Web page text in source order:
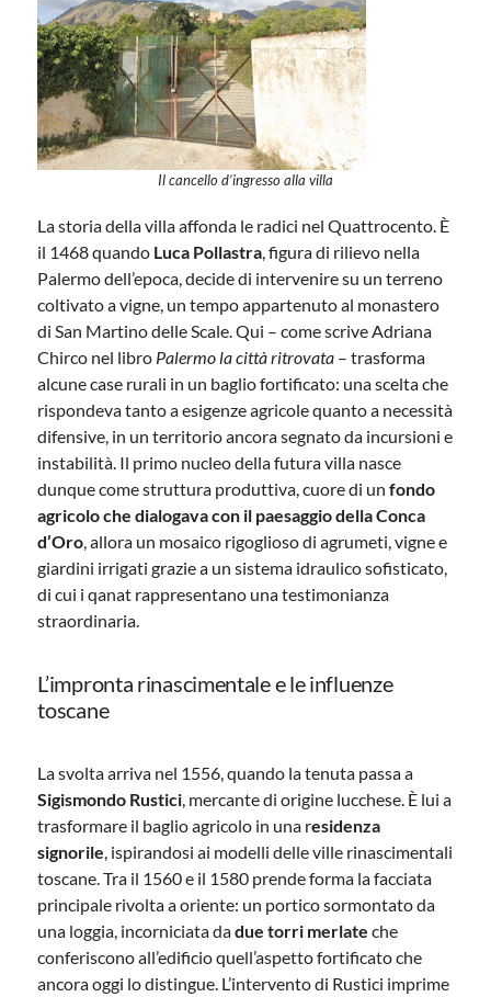
Il cancello d’ingresso alla villa
La storia della villa affonda le radici nel Quattrocento. È
il 1468 quando Luca Pollastra , figura di rilievo nella
Palermo dell’epoca, decide di intervenire su un terreno
coltivato a vigne, un tempo appartenuto al monastero
di San Martino delle Scale. Qui – come scrive Adriana
Chirco nel libro Palermo la città ritrovata – trasforma
alcune case rurali in un baglio fortificato: una scelta che
rispondeva tanto a esigenze agricole quanto a necessità
difensive, in un territorio ancora segnato da incursioni e
instabilità. Il primo nucleo della futura villa nasce
dunque come struttura produttiva, cuore di un fondo
agricolo che dialogava con il paesaggio della Conca
d’Oro , allora un mosaico rigoglioso di agrumeti, vigne e
giardini irrigati grazie a un sistema idraulico sofisticato,
di cui i qanat rappresentano una testimonianza
straordinaria.
L’impronta rinascimentale e le influenze
toscane
La svolta arriva nel 1556, quando la tenuta passa a
Sigismondo Rustici , mercante di origine lucchese. È lui a
trasformare il baglio agricolo in una residenza
signorile , ispirandosi ai modelli delle ville rinascimentali
toscane. Tra il 1560 e il 1580 prende forma la facciata
principale rivolta a oriente: un portico sormontato da
una loggia, incorniciata dadue torri merlate che
conferiscono all’edificio quell’aspetto fortificato che
ancora oggi lo distingue. L’intervento di Rustici imprime